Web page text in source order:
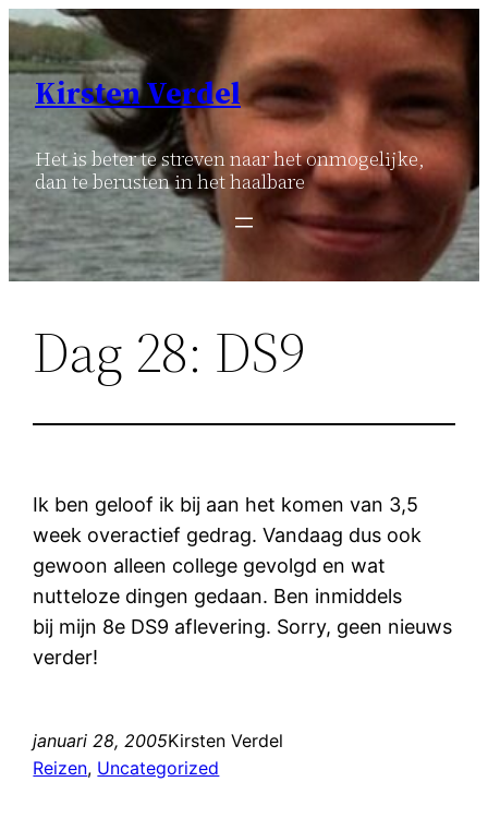
Ga
naar
inhoud
Kirsten Verdel
Het is beter te streven naar het onmogelijke,
dan te berusten in het haalbare
Dag 28: DS9
Ik ben geloof ik bij aan het komen van 3,5
week overactief gedrag. Vandaag dus ook
gewoon alleen college gevolgd en wat
nutteloze dingen gedaan. Ben inmiddels
bij mijn 8e DS9 aflevering. Sorry, geen nieuws
verder!
januari 28, 2005Kirsten Verdel
Reizen, Uncategorized